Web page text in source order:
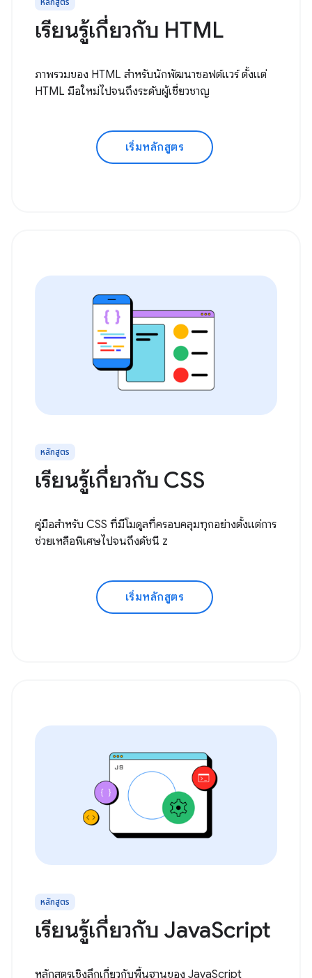
หลักสูตร
เรียนรู้เกี่ยวกับ HTML
ภาพรวมของ HTML สำหรับนักพัฒนาซอฟต์แวร์ ตั้งแต่
HTML มือใหม่ไปจนถึงระดับผู้เชี่ยวชาญ
เริ่มหลักสูตร
หลักสูตร
เรียนรู้เกี่ยวกับ CSS
คู่มือสำหรับ CSS ที่มีโมดูลที่ครอบคลุมทุกอย่างตั้งแต่การ
ช่วยเหลือพิเศษไปจนถึงดัชนี z
เริ่มหลักสูตร
หลักสูตร
เรียนรู้เกี่ยวกับ JavaScript
หลักสูตรเชิงลึกเกี่ยวกับพื้นฐานของ JavaScript